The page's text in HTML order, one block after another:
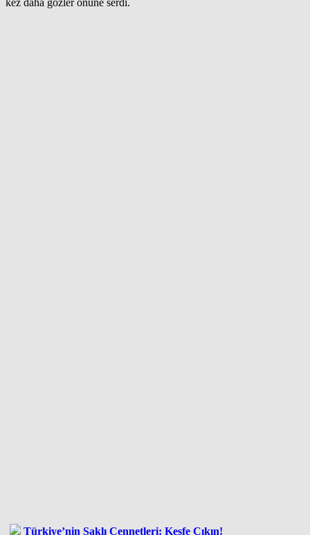
Türkiye’nin Saklı Cennetleri: Keşfe Çıkın!